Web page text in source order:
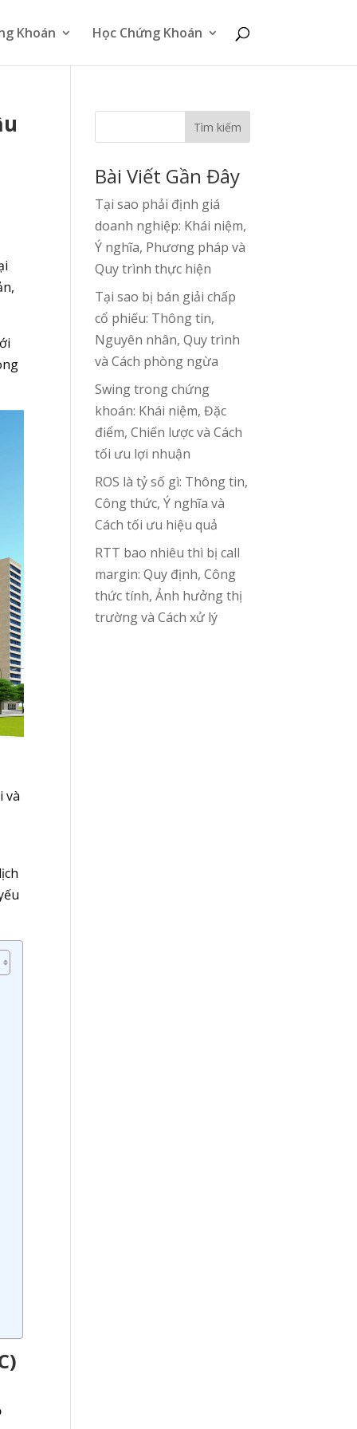
Khoán Học Chứng Khoán
và
Tìm kiếm
Bài Viết Gần Đây
Tại sao phải định giá
doanh nghiệp: Khái niệm,
Ý nghĩa, Phương pháp và
Quy trình thực hiện
Tại sao bị bán giải chấp
cổ phiếu: Thông tin,
Nguyên nhân, Quy trình
và Cách phòng ngừa
Swing trong chứng
khoán: Khái niệm, Đặc
điểm, Chiến lược và Cách
tối ưu lợi nhuận
ROS là tỷ số gì: Thông tin,
Công thức, Ý nghĩa và
Cách tối ưu hiệu quả
RTT bao nhiêu thì bị call
margin: Quy định, Công
thức tính, Ảnh hưởng thị
trường và Cách xử lý